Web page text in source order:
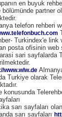
en buyuk
bölümünde partner
telefon rehberi
Turkindex'e link
posta ofisinin web
sari sayfalarda
www.wlw.de
Turkiye olarak
konusunda
sarı sayfaları olan
sarı sayfaları